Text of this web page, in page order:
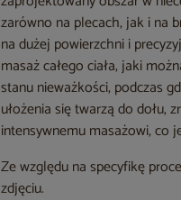
zarówno na plecach, jak i na
na dużej powierzchni i
masaż całego ciała, jaki
stanu nieważkości, podczas
ułożenia się twarzą do dołu,
intensywnemu masażowi, co
Ze względu na specyfikę
zdjęciu.